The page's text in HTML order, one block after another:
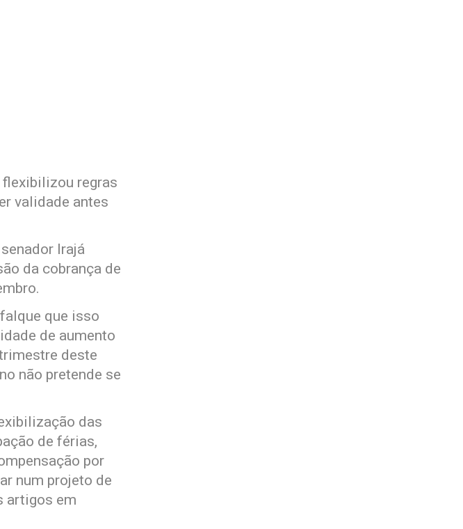
flexibilizou regras
validade antes
Irajá
da cobrança de
que isso
de aumento
deste
não pretende se
das
de férias,
por
num projeto de
artigos em